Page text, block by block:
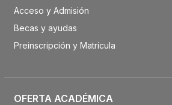
Acceso y Admisión
Becas y ayudas
Preinscripción y Matrícula
OFERTA ACADÉMICA